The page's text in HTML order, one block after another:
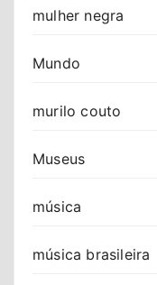
mulher negra
Mundo
murilo couto
Museus
música
música brasileira